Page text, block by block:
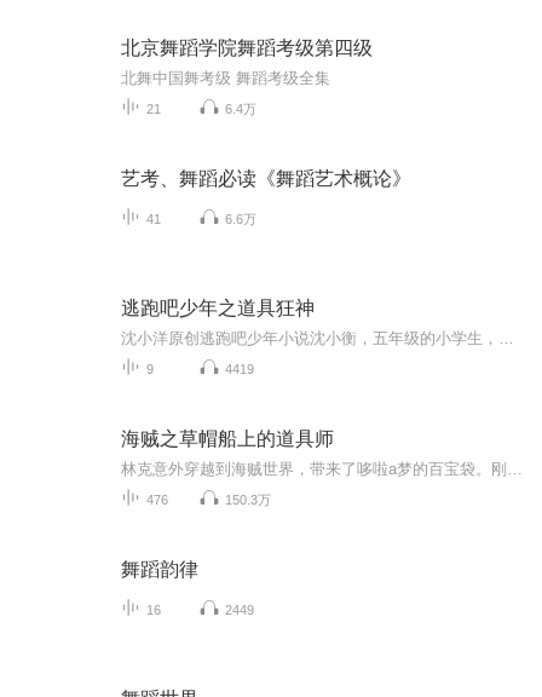
北京舞蹈学院舞蹈考级第四级
北舞中国舞考级 舞蹈考级全集
21 6.4万
艺考、舞蹈必读《舞蹈艺术概论》
41 6.6万
逃跑吧少年之道具狂神
9 4419
海贼之草帽船上的道具师
476 150.3万
舞蹈韵律
16 2449